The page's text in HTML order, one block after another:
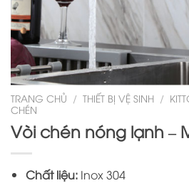
TRANG CHỦ / THIẾT BỊ VỆ SINH /
CHÉN
Vòi chén nóng lạnh –
Chất liệu:Inox 304